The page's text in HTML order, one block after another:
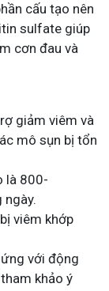
cấu tạo nên
sulfate giúp
cơn đau và
giảm viêm và
mô sụn bị tổn
là 800-
viêm khớp
với động
khảo ý